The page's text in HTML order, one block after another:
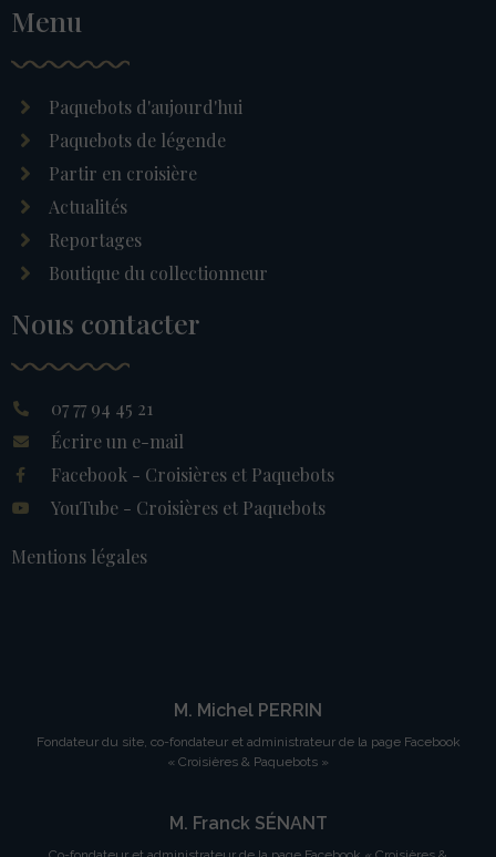
Menu
Paquebots d'aujourd'hui
Paquebots de légende
Partir en croisière
Actualités
Reportages
Boutique du collectionneur
Nous contacter
07 77 94 45 21
Écrire un e-mail
Facebook - Croisières et Paquebots
YouTube - Croisières et Paquebots
Mentions légales
M. Michel PERRIN
Fondateur du site, co-fondateur et administrateur de la page Facebook
« Croisières & Paquebots »
M. Franck SÉNANT